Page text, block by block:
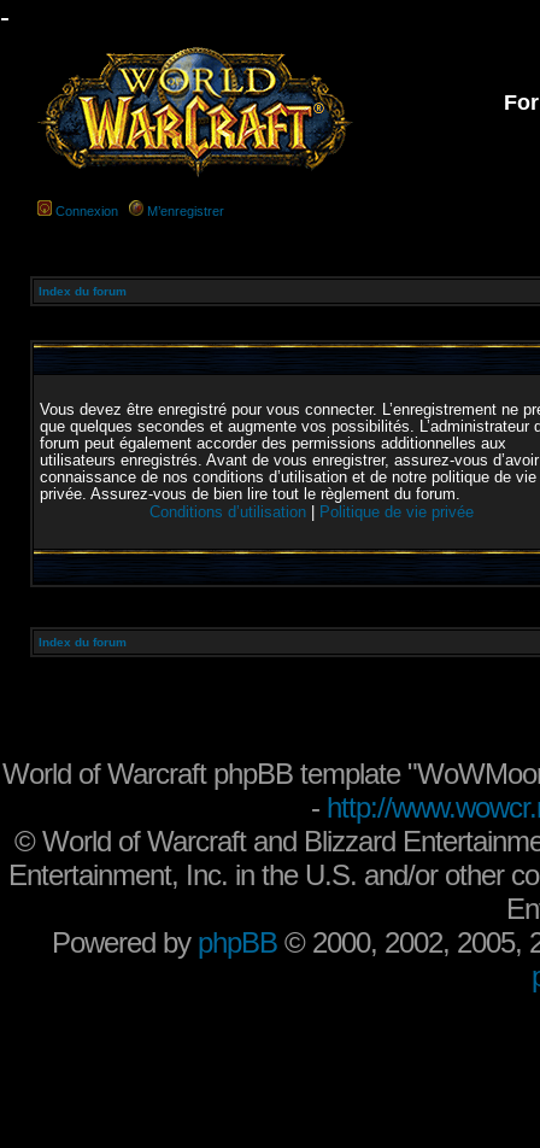
-
Connexion M’enregistrer
Index du forum
Vous devez être enregistré pour vous connecter. L’enregistrement ne
que quelques secondes et augmente vos possibilités. L’administrateur
forum peut également accorder des permissions additionnelles aux
utilisateurs enregistrés. Avant de vous enregistrer, assurez-vous
connaissance de nos conditions d’utilisation et de notre politique de vie
privée. Assurez-vous de bien lire tout le règlement du forum.
Conditions d’utilisation
Politique de vie privée
Index du forum
World of Warcraft phpBB template
- http://
©World of Warcraft and Blizzard
Entertainment, Inc. in the U.S. and/or other
Powered by phpBB © 2000, 2002, 2005,